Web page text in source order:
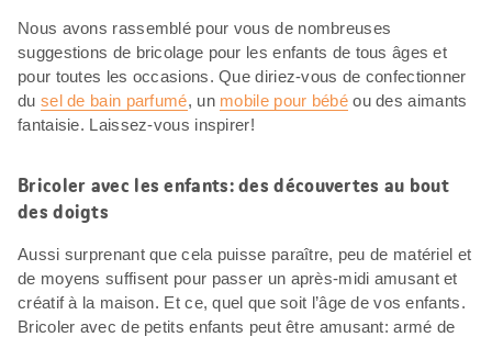
Nous avons rassemblé pour vous de nombreuses
suggestions de bricolage pour les enfants de tous âges et
pour toutes les occasions. Que diriez-vous de confectionner
du sel de bain parfumé, un mobile pour bébéou des aimants
fantaisie. Laissez-vous inspirer!
Bricoler avec les enfants: des découvertes au bout
des doigts
Aussi surprenant que cela puisse paraître, peu de matériel et
de moyens suffisent pour passer un après-midi amusant et
créatif à la maison. Et ce, quel que soit l’âge de vos enfants.
Bricoler avec de petits enfants peut être amusant: armé de